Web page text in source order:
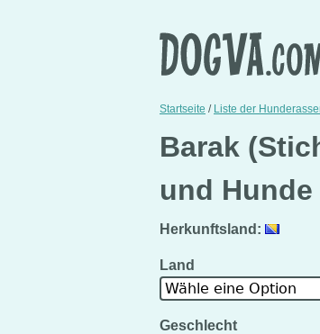
Startseite / Liste der
Barak
und
Herkunftsland:
Land
Wähle eine Option
Geschlecht